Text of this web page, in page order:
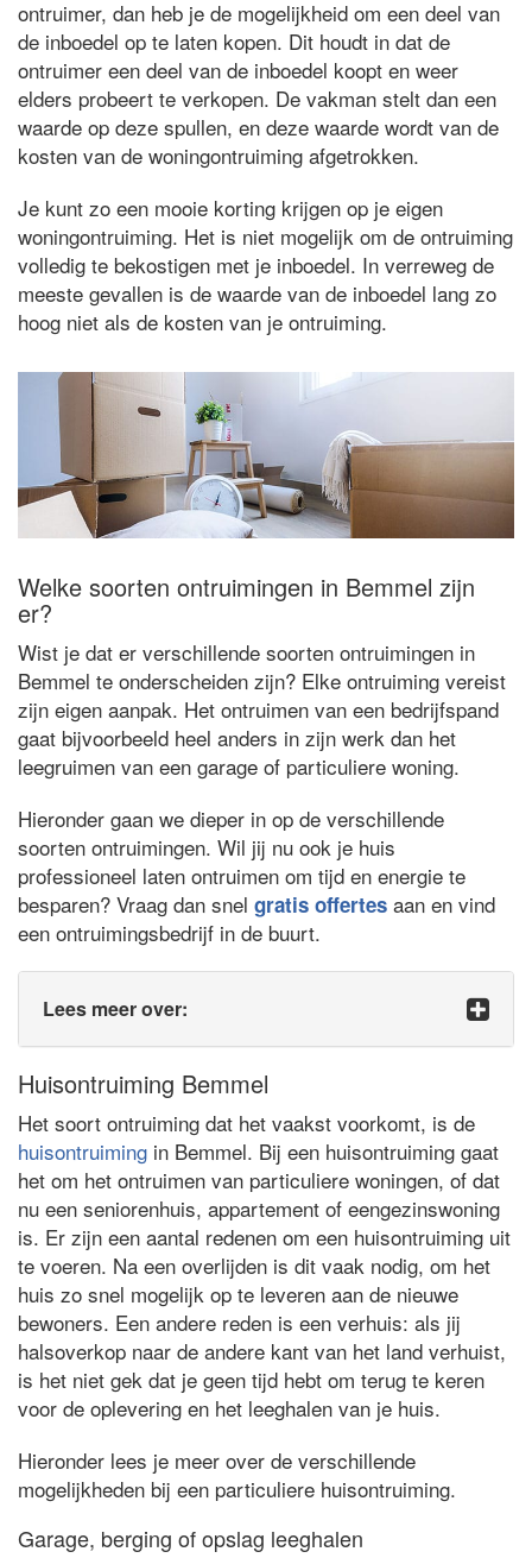
ontruimer, dan heb je de mogelijkheid om een deel van
de inboedel op te laten kopen. Dit houdt in dat de
ontruimer een deel van de inboedel koopt en weer
elders probeert te verkopen. De vakman stelt dan een
waarde op deze spullen, en deze waarde wordt van de
kosten van de woningontruiming afgetrokken.
Je kunt zo een mooie korting krijgen op je eigen
woningontruiming. Het is niet mogelijk om de ontruiming
volledig te bekostigen met je inboedel. In verreweg de
meeste gevallen is de waarde van de inboedel lang zo
hoog niet als de kosten van je ontruiming.
Welke soorten ontruimingen in Bemmel zijn
er?
Wist je dat er verschillende soorten ontruimingen in
Bemmel te onderscheiden zijn? Elke ontruiming vereist
zijn eigen aanpak. Het ontruimen van een bedrijfspand
gaat bijvoorbeeld heel anders in zijn werk dan het
leegruimen van een garage of particuliere woning.
Hieronder gaan we dieper in op de verschillende
soorten ontruimingen. Wil jij nu ook je huis
professioneel laten ontruimen om tijd en energie te
besparen? Vraag dan snel gratis offertes aan en vind
een ontruimingsbedrijf in de buurt.
Lees meer over:
Huisontruiming Bemmel
Het soort ontruiming dat het vaakst voorkomt, is de
huisontruiming in Bemmel. Bij een huisontruiming gaat
het om het ontruimen van particuliere woningen, of dat
nu een seniorenhuis, appartement of eengezinswoning
is. Er zijn een aantal redenen om een huisontruiming uit
te voeren. Na een overlijden is dit vaak nodig, om het
huis zo snel mogelijk op te leveren aan de nieuwe
bewoners. Een andere reden is een verhuis: als jij
halsoverkop naar de andere kant van het land verhuist,
is het niet gek dat je geen tijd hebt om terug te keren
voor de oplevering en het leeghalen van je huis.
Hieronder lees je meer over de verschillende
mogelijkheden bij een particuliere huisontruiming.
Garage, berging of opslag leeghalen